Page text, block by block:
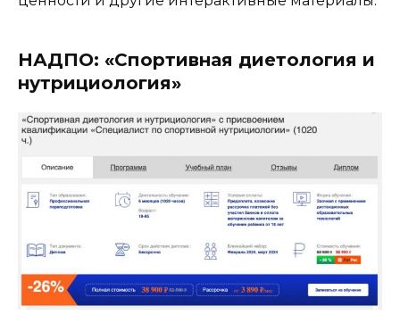
НАДПО: «Спортивная диетология и
нутрициология»